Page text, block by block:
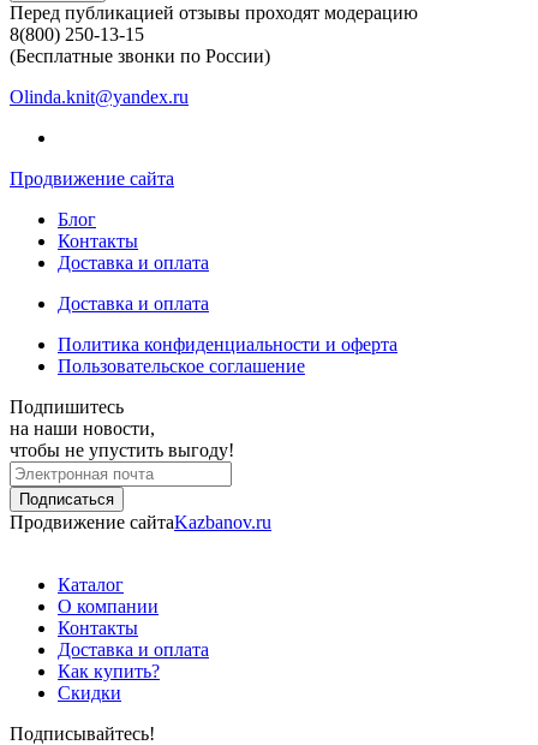
Перед публикацией отзывы проходят модерацию
8(800) 250-13-15
(Бесплатные звонки по России)
Olinda.knit@yandex.ru
Продвижение сайта
Блог
Контакты
Доставка и оплата
Доставка и оплата
Политика конфиденциальности и оферта
Пользовательское соглашение
Подпишитесь
на наши новости,
чтобы не упустить выгоду!
Продвижение сайтаKazbanov.ru
Каталог
О компании
Контакты
Доставка и оплата
Как купить?
Скидки
Подписывайтесь!